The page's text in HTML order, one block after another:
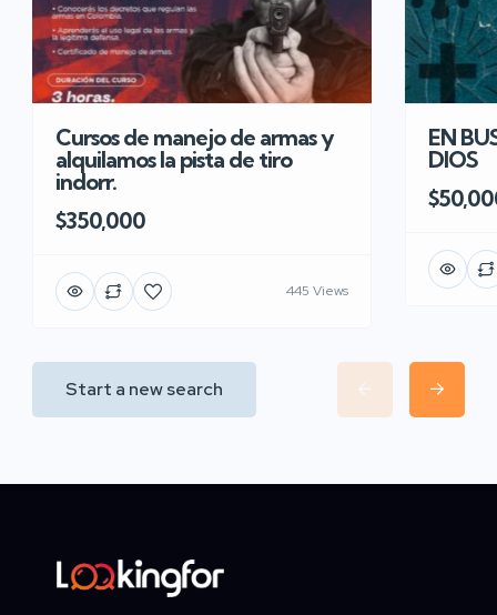
Cursos de manejo de armas y
alquilamos la pista de tiro
indorr.
$350,000
445 Views
EN
DIOS
Start a new search